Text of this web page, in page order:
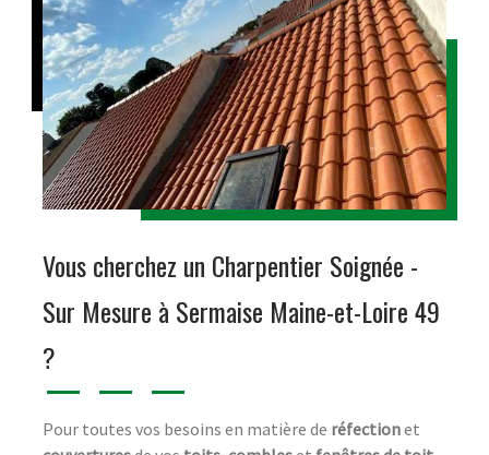
Vous cherchez un Charpentier Soignée -
Sur Mesure à Sermaise Maine-et-Loire 49
?
Pour toutes vos besoins en matière de réfectionet